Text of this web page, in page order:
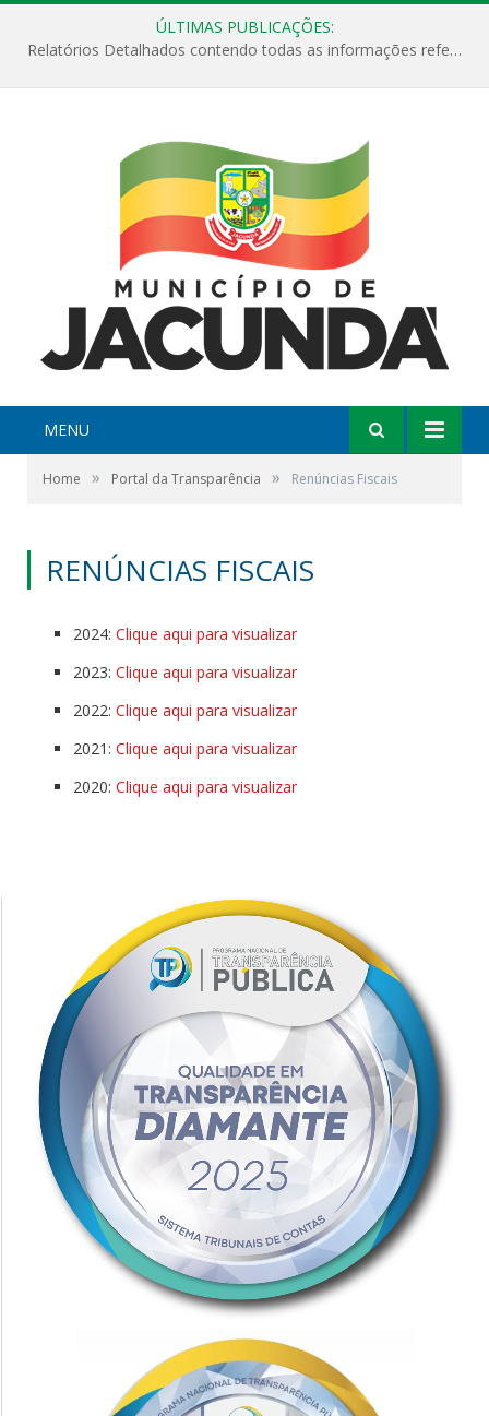
ÚLTIMAS PUBLICAÇÕES:
Relatórios Detalhados contendo todas as informações referentes a execução de recursos destinados ao fomento de projetos culturais no Município de Jacundá entre os anos de 2022 ao presente ano de 2026.
MENU
Home » Portal da Transparência » Renúncias Fiscais
RENÚNCIAS FISCAIS
2024: Clique aqui para visualizar
2023: Clique aqui para visualizar
2022: Clique aqui para visualizar
2021: Clique aqui para visualizar
2020: Clique aqui para visualizar